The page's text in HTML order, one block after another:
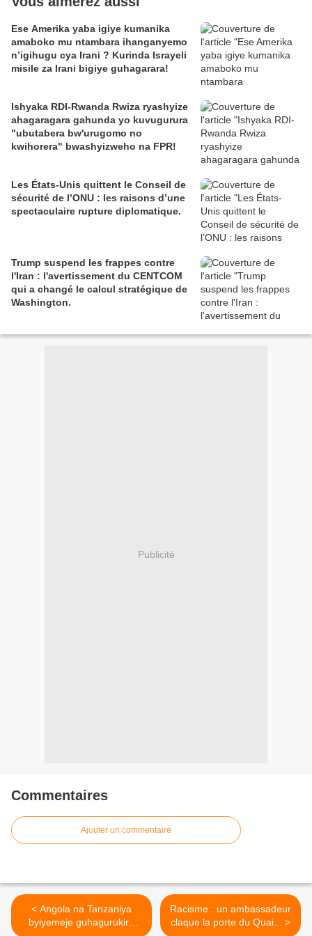
Ese Amerika yaba igiye kumanika
amaboko mu ntambara ihanganyemo
n’igihugu cya Irani ? Kurinda Israyeli
misile za Irani bigiye guhagarara!
Ishyaka RDI-Rwanda Rwiza ryashyize
ahagaragara gahunda yo kuvugurura
"ubutabera bw'urugomo no
kwihorera" bwashyizweho na FPR!
Les États-Unis quittent le Conseil de
sécurité de l’ONU : les raisons d’une
spectaculaire rupture diplomatique.
Trump suspend les frappes contre
l'Iran : l'avertissement du CENTCOM
qui a changé le calcul stratégique de
Washington.
Publicité
Commentaires
Ajouter un commentaire
< Angola na Tanzaniya
byiyemeje guhagurukira
Racisme : un ambassadeur
claque la porte du Quai... >